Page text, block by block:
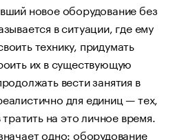
новое оборудование без
в ситуации, где ему
технику, придумать
их в существующую
вести занятия в
для единиц — тех,
на это личное время.
одно: оборудование